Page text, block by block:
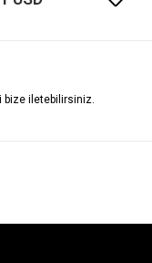
bize iletebilirsiniz.